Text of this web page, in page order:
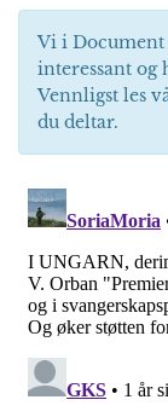
Vi i Document
interessant og
Vennligst les
du deltar.